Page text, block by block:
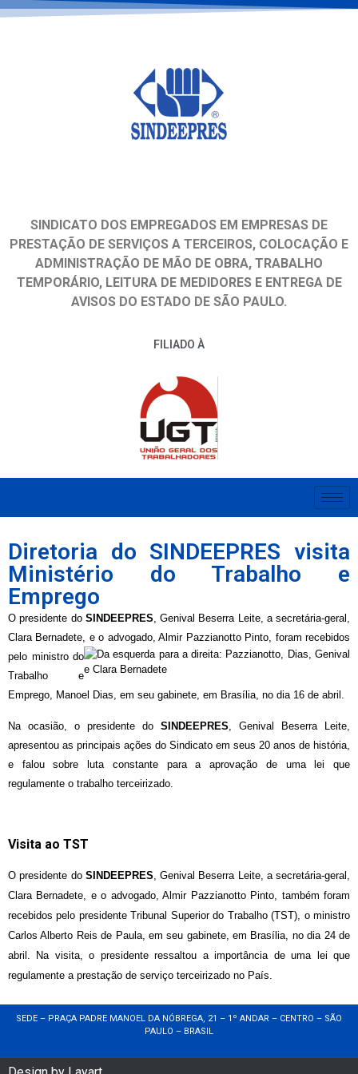
SINDICATO DOS EMPREGADOS EM EMPRESAS DE
PRESTAÇÃO DE SERVIÇOS A TERCEIROS, COLOCAÇÃO E
ADMINISTRAÇÃO DE MÃO DE OBRA, TRABALHO
TEMPORÁRIO, LEITURA DE MEDIDORES E ENTREGA DE
AVISOS DO ESTADO DE SÃO PAULO.
FILIADO À
Diretoria do SINDEEPRES visita
Ministério do Trabalho e
Emprego
O presidente do SINDEEPRES, Genival Beserra Leite, a secretária-geral,
Clara Bernadete, e o advogado, Almir Pazzianotto Pinto, foram recebidos
pelo ministro do
Trabalho e
Emprego, Manoel Dias, em seu gabinete, em Brasília, no dia 16 de abril.
Na ocasião, o presidente do SINDEEPRES , Genival Beserra Leite,
apresentou as principais ações do Sindicato em seus 20 anos de história,
e falou sobre luta constante para a aprovação de uma lei que
regulamente o trabalho terceirizado.
Visita ao TST
O presidente do SINDEEPRES , Genival Beserra Leite, a secretária-geral,
Clara Bernadete, e o advogado, Almir Pazzianotto Pinto, também foram
recebidos pelo presidente Tribunal Superior do Trabalho (TST), o ministro
Carlos Alberto Reis de Paula, em seu gabinete, em Brasília, no dia 24 de
abril. Na visita, o presidente ressaltou a importância de uma lei que
regulamente a prestação de serviço terceirizado no País.
SEDE – PRAÇA PADRE MANOEL DA NÓBREGA, 21 – 1º ANDAR – CENTRO – SÃO
PAULO – BRASIL